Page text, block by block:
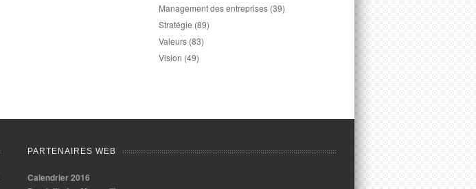
Management des entreprises (39)
Stratégie (89)
Valeurs (83)
Vision (49)
PARTENAIRES WEB
Calendrier 2016